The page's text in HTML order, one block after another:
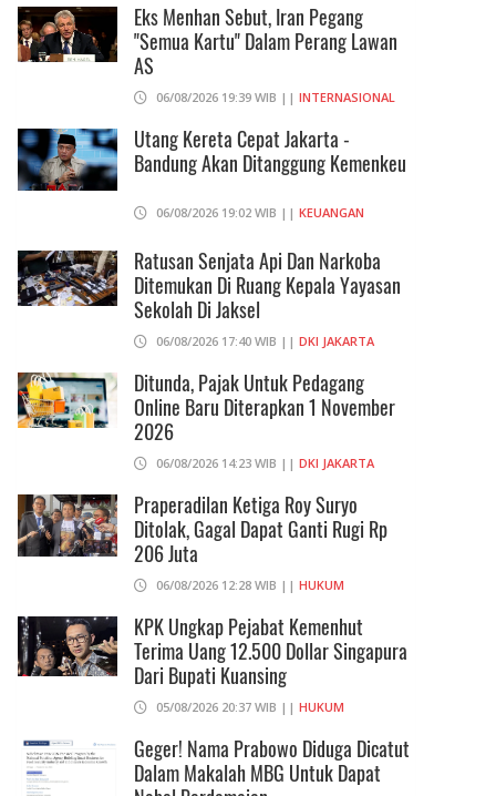
Eks Menhan Sebut, Iran Pegang
"Semua Kartu" Dalam Perang Lawan
AS
06/08/2026 19:39 WIB || INTERNASIONAL
Utang Kereta Cepat Jakarta -
Bandung Akan Ditanggung Kemenkeu
06/08/2026 19:02 WIB || KEUANGAN
Ratusan Senjata Api Dan Narkoba
Ditemukan Di Ruang Kepala Yayasan
Sekolah Di Jaksel
06/08/2026 17:40 WIB || DKI JAKARTA
Ditunda, Pajak Untuk Pedagang
Online Baru Diterapkan 1 November
2026
06/08/2026 14:23 WIB || DKI JAKARTA
Praperadilan Ketiga Roy Suryo
Ditolak, Gagal Dapat Ganti Rugi Rp
206 Juta
06/08/2026 12:28 WIB || HUKUM
KPK Ungkap Pejabat Kemenhut
Terima Uang 12.500 Dollar Singapura
Dari Bupati Kuansing
05/08/2026 20:37 WIB || HUKUM
Geger! Nama Prabowo Diduga Dicatut
Dalam Makalah MBG Untuk Dapat